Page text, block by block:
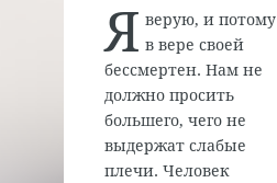
Я верую, и потому
в вере своей
бессмертен. Нам не
должно просить
большего, чего не
выдержат слабые
плечи. Человек